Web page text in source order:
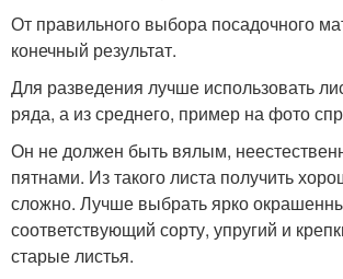
От правильного выбора посадочного
конечный результат.
Для разведения лучше использовать
ряда, а из среднего, пример на фото
Он не должен быть вялым,
пятнами. Из такого листа получить
сложно. Лучше выбрать ярко
соответствующий сорту, упругий и
старые листья.